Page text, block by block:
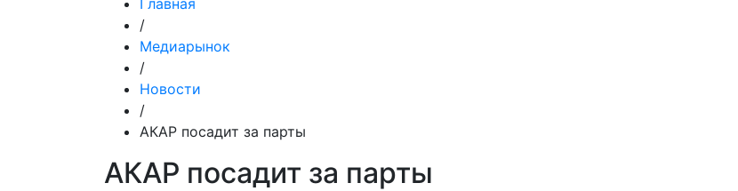
Главная
/
Медиарынок
/
Новости
/
АКАР посадит за парты
АКАР посадит за парты